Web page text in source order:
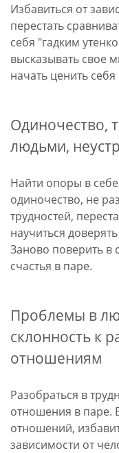
Избавиться от
перестать
себя "гадким
высказывать свое
начать ценить
Одиночество,
людьми,
Найти опоры в
одиночество, не
трудностей,
научиться
Заново поверить в
счастья в паре.
Проблемы в
склонность к
отношениям
Разобраться в
отношения в паре.
отношений,
зависимости от